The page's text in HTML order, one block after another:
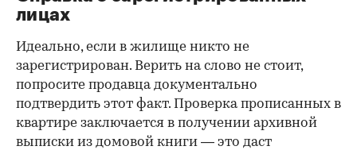
лицах
Идеально, если в жилище никто не
зарегистрирован. Верить на слово не стоит,
попросите продавца документально
подтвердить этот факт. Проверка прописанных в
квартире заключается в получении архивной
выписки из домовой книги — это даст